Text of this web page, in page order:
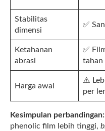
Stabilitas
dimensi
✅
Ketahanan
abrasi
✅
tahan
Harga awal
⚠️
per
Kesimpulan perbandingan:
phenolic film lebih tinggi,